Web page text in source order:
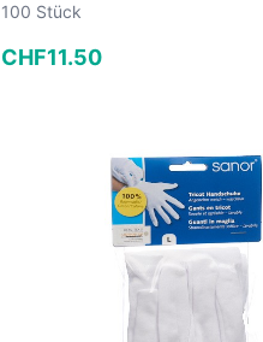
100 Stück
CHF11.50
In den Warenkorb